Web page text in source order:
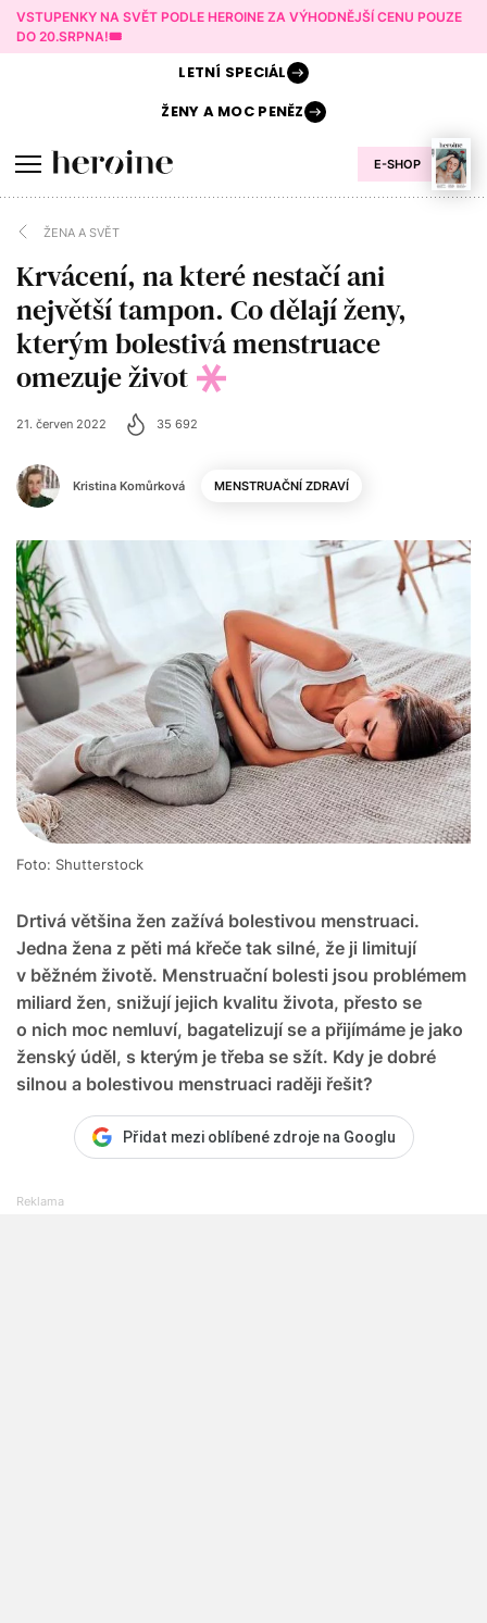
VSTUPENKY NA SVĚT PODLE HEROINE ZA VÝHODNĚJŠÍ CENU POUZE
DO 20.SRPNA!🎟️
E-SHOP
LETNÍ SPECIÁL
ŽENY AMOC PENĚZ
ŽENA A SVĚT
Krvácení, na které nestačí ani
největší tampon. Co dělají ženy,
kterým bolestivá menstruace
omezuje život
Kristina Komůrková
21. červen 2022 35 692
MENSTRUAČNÍ ZDRAVÍ
Drtivá většina žen zažívá bolestivou menstruaci.
Jedna žena z pěti má křeče tak silné, že ji limitují
v běžném životě. Menstruační bolesti jsou problémem
miliard žen, snižují jejich kvalitu života, přesto se
o nich moc nemluví, bagatelizují se a přijímáme je jako
ženský úděl, s kterým je třeba se sžít. Kdy je dobré
silnou a bolestivou menstruaci raději řešit?
Foto: Shutterstock
Přidat mezi oblíbené zdroje na Googlu